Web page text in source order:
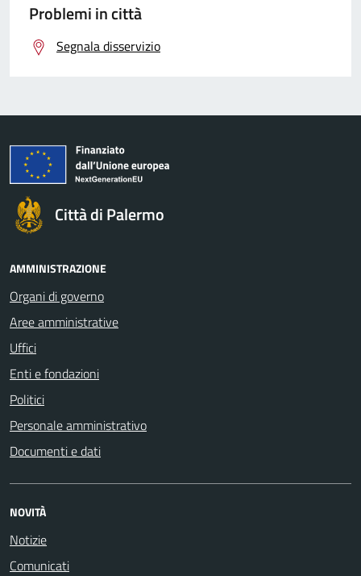
Problemi in città
Segnala disservizio
Città di Palermo
AMMINISTRAZIONE
Organi di governo
Aree amministrative
Uffici
Enti e fondazioni
Politici
Personale amministrativo
Documenti e dati
NOVITÀ
Notizie
Comunicati